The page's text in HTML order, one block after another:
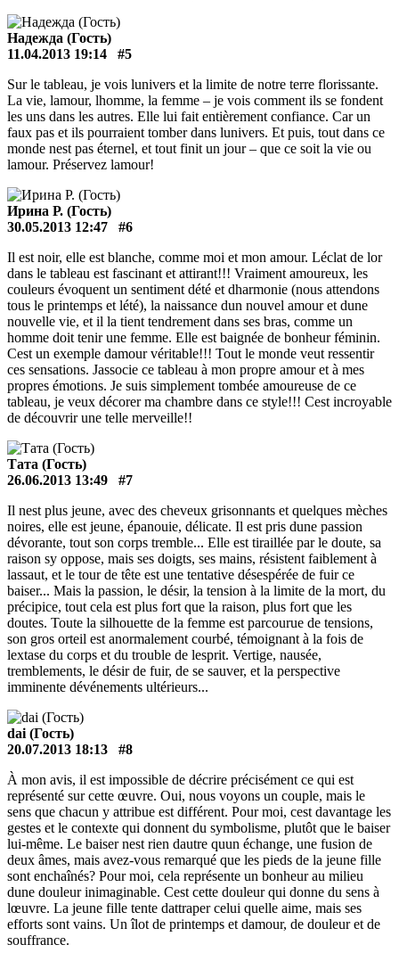
Надежда (Гость)
11.04.2013 19:14
#5
Sur le tableau, je vois lunivers et la limite de notre terre florissante.
La vie, lamour, lhomme, la femme – je vois comment ils se fondent
les uns dans les autres. Elle lui fait entièrement confiance. Car un
faux pas et ils pourraient tomber dans lunivers. Et puis, tout dans ce
monde nest pas éternel, et tout finit un jour – que ce soit la vie ou
lamour. Préservez lamour!
Ирина Р. (Гость)
30.05.2013 12:47
#6
Il est noir, elle est blanche, comme moi et mon amour. Léclat de lor
dans le tableau est fascinant et attirant!!! Vraiment amoureux, les
couleurs évoquent un sentiment dété et dharmonie (nous attendons
tous le printemps et lété), la naissance dun nouvel amour et dune
nouvelle vie, et il la tient tendrement dans ses bras, comme un
homme doit tenir une femme. Elle est baignée de bonheur féminin.
Cest un exemple damour véritable!!! Tout le monde veut ressentir
ces sensations. Jassocie ce tableau à mon propre amour et à mes
propres émotions. Je suis simplement tombée amoureuse de ce
tableau, je veux décorer ma chambre dans ce style!!! Cest incroyable
de découvrir une telle merveille!!
Тата (Гость)
26.06.2013 13:49
#7
Il nest plus jeune, avec des cheveux grisonnants et quelques mèches
noires, elle est jeune, épanouie, délicate. Il est pris dune passion
dévorante, tout son corps tremble... Elle est tiraillée par le doute, sa
raison sy oppose, mais ses doigts, ses mains, résistent faiblement à
lassaut, et le tour de tête est une tentative désespérée de fuir ce
baiser... Mais la passion, le désir, la tension à la limite de la mort, du
précipice, tout cela est plus fort que la raison, plus fort que les
doutes. Toute la silhouette de la femme est parcourue de tensions,
son gros orteil est anormalement courbé, témoignant à la fois de
lextase du corps et du trouble de lesprit. Vertige, nausée,
tremblements, le désir de fuir, de se sauver, et la perspective
imminente dévénements ultérieurs...
dai (Гость)
20.07.2013 18:13
#8
À mon avis, il est impossible de décrire précisément ce qui est
représenté sur cette œuvre. Oui, nous voyons un couple, mais le
sens que chacun y attribue est différent. Pour moi, cest davantage les
gestes et le contexte qui donnent du symbolisme, plutôt que le baiser
lui-même. Le baiser nest rien dautre quun échange, une fusion de
deux âmes, mais avez-vous remarqué que les pieds de la jeune fille
sont enchaînés? Pour moi, cela représente un bonheur au milieu
dune douleur inimaginable. Cest cette douleur qui donne du sens à
lœuvre. La jeune fille tente dattraper celui quelle aime, mais ses
efforts sont vains. Un îlot de printemps et damour, de douleur et de
souffrance.